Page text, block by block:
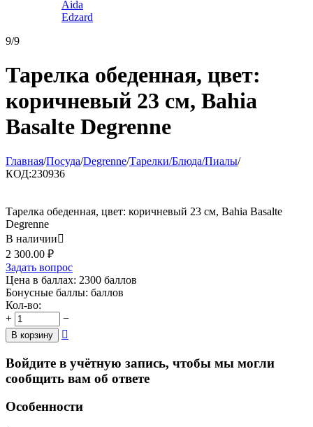
Aida
Edzard
9/9
Тарелка обеденная, цвет:
коричневый 23 см, Bahia
Basalte Degrenne
Главная/Посуда/Degrenne/Тарелки/Блюда/Пиалы/
КОД:230936
Тарелка обеденная, цвет: коричневый 23 см, Bahia Basalte
Degrenne
В наличии
2 300.00 ₽
Задать вопрос
Цена в баллах: 2300 баллов
Бонусные баллы: баллов
Кол-во:
+
−
В корзину 
Войдите в учётную запись, чтобы мы могли
сообщить вам об ответе
Особенности